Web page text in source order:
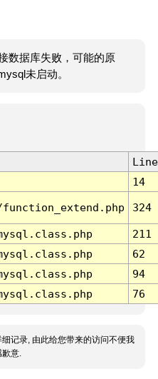
数据库失败，可能的原
未启动。
Line
14
324
211
62
94
76
记录, 由此给您带来的访问不便我
歉意.